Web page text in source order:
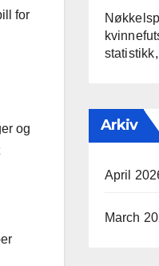
for
og
Arkiv
April
March